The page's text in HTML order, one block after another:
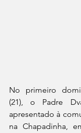
No primeiro
(21), o Padre
apresentado à
na Chapadinha,